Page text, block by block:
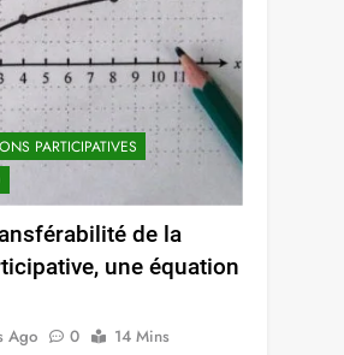
PARTICIPATIVES
de la
une équation
Ago 0
14 Mins